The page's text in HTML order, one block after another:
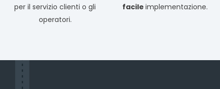
per il servizio clienti o gli
operatori.
facile implementazione.